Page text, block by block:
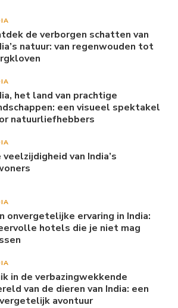
de verborgen schatten van
natuur: van regenwouden tot
het land van prachtige
een visueel spektakel
natuurliefhebbers
veelzijdigheid van India’s
onvergetelijke ervaring in India:
hotels die je niet mag
in de verbazingwekkende
van de dieren van India: een
avontuur